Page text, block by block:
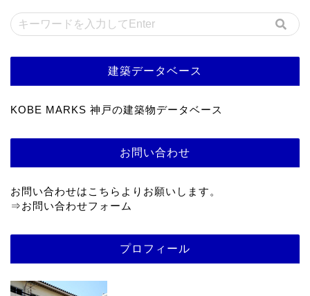
建築データベース
KOBE MARKS 神戸の建築物データベース
お問い合わせ
お問い合わせはこちらよりお願いします。
⇒お問い合わせフォーム
プロフィール